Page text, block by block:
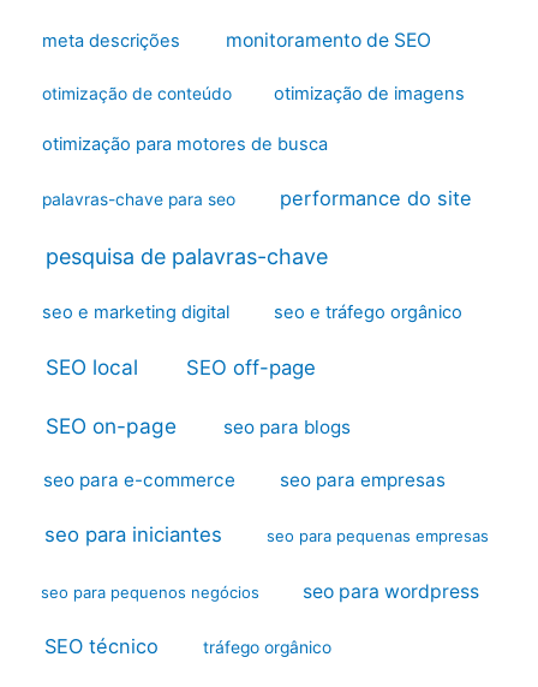
meta descrições monitoramento de SEO
otimização de conteúdo otimização de imagens
otimização para motores de busca
palavras-chave para seo performance do site
pesquisa de palavras-chave
seo e marketing digital seo e tráfego orgânico
SEO local SEO off-page
SEO on-page seo para blogs
seo para e-commerce seo para empresas
seo para iniciantes seo para pequenas empresas
seo para pequenos negócios seo para wordpress
SEO técnico tráfego orgânico